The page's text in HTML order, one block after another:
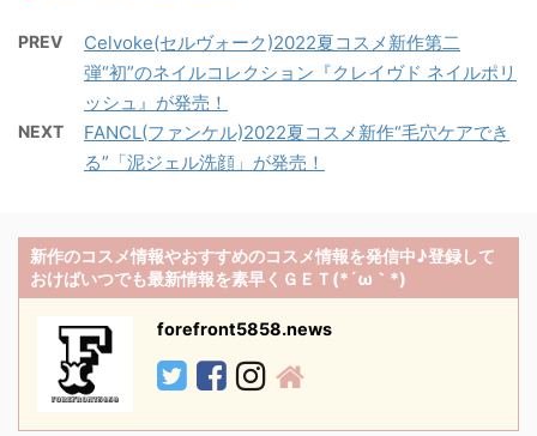
PREV
Celvoke(セルヴォーク)2022夏コスメ新作第二
弾“初”のネイルコレクション『クレイヴド ネイルポリ
ッシュ』が発売！
NEXT
FANCL(ファンケル)2022夏コスメ新作“毛穴ケアでき
る”「泥ジェル洗顔」が発売！
新作のコスメ情報やおすすめのコスメ情報を発信中♪登録して
おけばいつでも最新情報を素早くＧＥＴ(*´ω｀*)
forefront5858.news